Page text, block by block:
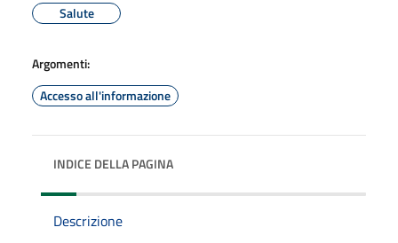
Salute
Argomenti:
Accesso all'informazione
INDICE DELLA PAGINA
Descrizione